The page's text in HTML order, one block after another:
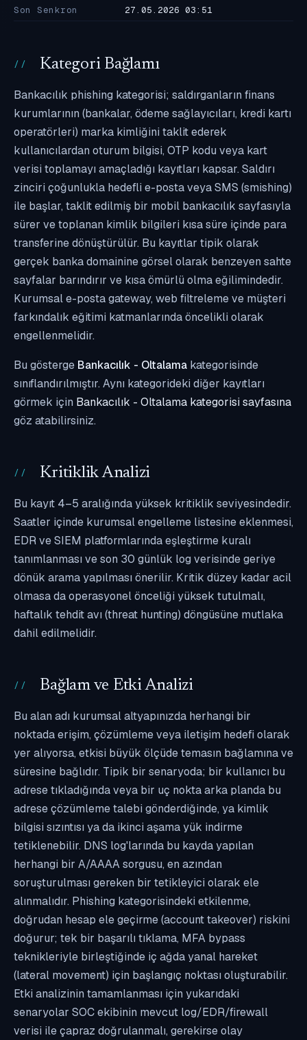
Son Senkron 27.05.2026 03:51
Kategori Bağlamı
Bankacılık phishing kategorisi; saldırganların finans
kurumlarının (bankalar, ödeme sağlayıcıları, kredi kartı
operatörleri) marka kimliğini taklit ederek
kullanıcılardan oturum bilgisi, OTP kodu veya kart
verisi toplamayı amaçladığı kayıtları kapsar. Saldırı
zinciri çoğunlukla hedefli e-posta veya SMS (smishing)
ile başlar, taklit edilmiş bir mobil bankacılık sayfasıyla
sürer ve toplanan kimlik bilgileri kısa süre içinde para
transferine dönüştürülür. Bu kayıtlar tipik olarak
gerçek banka domainine görsel olarak benzeyen sahte
sayfalar barındırır ve kısa ömürlü olma eğilimindedir.
Kurumsal e-posta gateway, web filtreleme ve müşteri
farkındalık eğitimi katmanlarında öncelikli olarak
engellenmelidir.
Bu gösterge Bankacılık - Oltalama kategorisinde
sınıflandırılmıştır. Aynı kategorideki diğer kayıtları
görmek için Bankacılık - Oltalama kategorisi sayfasına
göz atabilirsiniz.
Kritiklik Analizi
Bu kayıt 4–5 aralığında yüksek kritiklik seviyesindedir.
Saatler içinde kurumsal engelleme listesine eklenmesi,
EDR ve SIEM platformlarında eşleştirme kuralı
tanımlanması ve son 30 günlük log verisinde geriye
dönük arama yapılması önerilir. Kritik düzey kadar acil
olmasa da operasyonel önceliği yüksek tutulmalı,
haftalık tehdit avı (threat hunting) döngüsüne mutlaka
dahil edilmelidir.
Bağlam ve Etki Analizi
Bu alan adı kurumsal altyapınızda herhangi bir
noktada erişim, çözümleme veya iletişim hedefi olarak
yer alıyorsa, etkisi büyük ölçüde temasın bağlamına ve
süresine bağlıdır. Tipik bir senaryoda; bir kullanıcı bu
adrese tıkladığında veya bir uç nokta arka planda bu
adrese çözümleme talebi gönderdiğinde, ya kimlik
bilgisi sızıntısı ya da ikinci aşama yük indirme
tetiklenebilir. DNS log'larında bu kayda yapılan
herhangi bir A/AAAA sorgusu, en azından
soruşturulması gereken bir tetikleyici olarak ele
alınmalıdır. Phishing kategorisindeki etkilenme,
doğrudan hesap ele geçirme (account takeover) riskini
doğurur; tek bir başarılı tıklama, MFA bypass
teknikleriyle birleştiğinde iç ağda yanal hareket
(lateral movement) için başlangıç noktası oluşturabilir.
Etki analizinin tamamlanması için yukarıdaki
senaryolar SOC ekibinin mevcut log/EDR/firewall
verisi ile çapraz doğrulanmalı, gerekirse olay